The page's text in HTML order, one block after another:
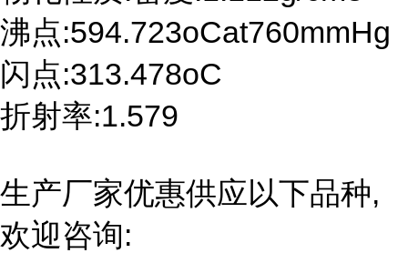
沸点:594.723oCat760mmHg
闪点:313.478oC
折射率:1.579
生产厂家优惠供应以下品种,
欢迎咨询: